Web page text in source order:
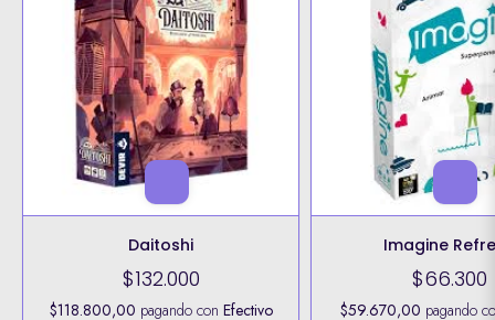
Daitoshi
$132.000
$118.800,00 pagando con Efectivo
Imagine
$66.300
$59.670,00 pagando